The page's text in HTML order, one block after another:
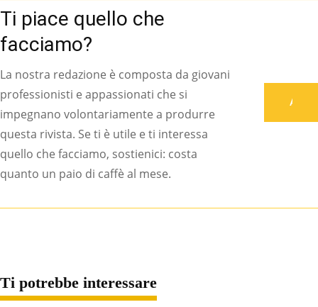
Ti piace quello che
facciamo?
La nostra redazione è composta da giovani
professionisti e appassionati che si
impegnano volontariamente a produrre
questa rivista. Se ti è utile e ti interessa
quello che facciamo, sostienici: costa
quanto un paio di caffè al mese.
Ti potrebbe interessare